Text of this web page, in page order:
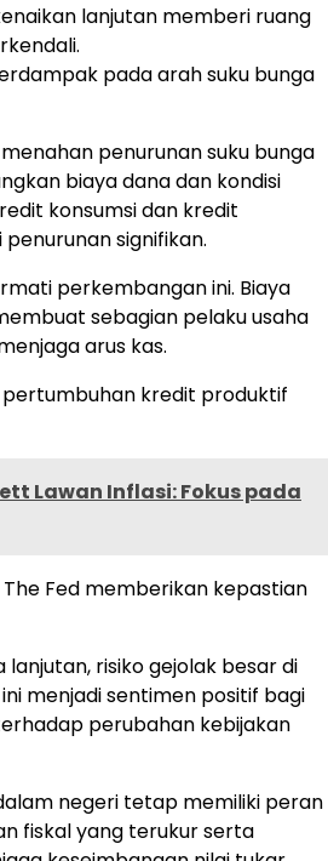
lanjutan memberi ruang
pada arah suku bunga
penurunan suku bunga
biaya dana dan kondisi
konsumsi dan kredit
signifikan.
perkembangan ini. Biaya
sebagian pelaku usaha
arus kas.
pertumbuhan kredit produktif
Lawan Inflasi: Fokus pada
Fed memberikan kepastian
risiko gejolak besar di
menjadi sentimen positif bagi
perubahan kebijakan
negeri tetap memiliki peran
fiskal yang terukur serta